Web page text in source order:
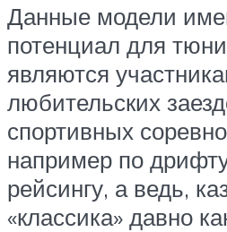
Данные модели
потенциал для
являются
любительских
спортивных
например по
рейсингу, а ведь,
«классика» давно